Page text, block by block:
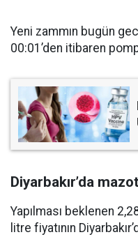
Yeni zammın bugün
00:01’den itibaren
Diyarbakır’da
Yapılması beklenen
litre fiyatının